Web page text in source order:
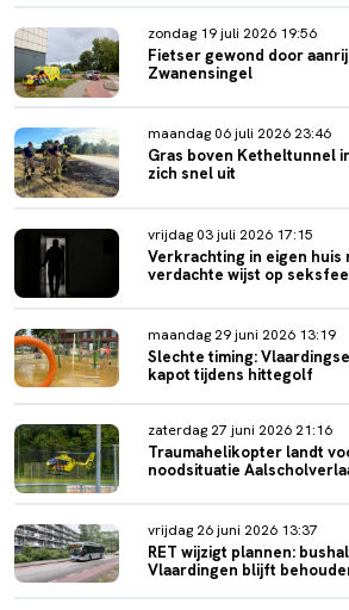
zondag 19 juli 2026 19:56
Fietser gewond door
Zwanensingel
maandag 06 juli 2026 23:46
Gras boven Ketheltunnel
zich snel uit
vrijdag 03 juli 2026 17:15
Verkrachting in eigen huis
verdachte wijst op
maandag 29 juni 2026 13:19
Slechte timing:
kapot tijdens hittegolf
zaterdag 27 juni 2026 21:16
Traumahelikopter landt
noodsituatie
vrijdag 26 juni 2026 13:37
RET wijzigt plannen:
Vlaardingen blijft